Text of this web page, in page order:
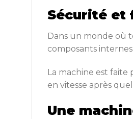
Sécurité et
Dans un monde où
composants
La machine est
en vitesse après
Une